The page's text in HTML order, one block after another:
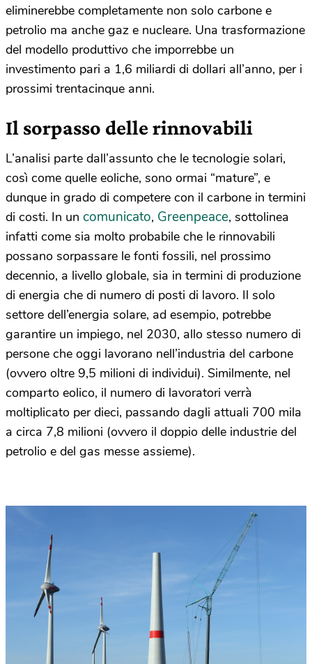
eliminerebbe completamente non solo carbone e
petrolio ma anche gaz e nucleare. Una trasformazione
del modello produttivo che imporrebbe un
investimento pari a 1,6 miliardi di dollari all’anno, per i
prossimi trentacinque anni.
Il sorpasso delle rinnovabili
L’analisi parte dall’assunto che le tecnologie solari,
così come quelle eoliche, sono ormai “mature”, e
dunque in grado di competere con il carbone in termini
di costi. In un comunicato, Greenpeace, sottolinea
infatti come sia molto probabile che le rinnovabili
possano sorpassare le fonti fossili, nel prossimo
decennio, a livello globale, sia in termini di produzione
di energia che di numero di posti di lavoro. Il solo
settore dell’energia solare, ad esempio, potrebbe
garantire un impiego, nel 2030, allo stesso numero di
persone che oggi lavorano nell’industria del carbone
(ovvero oltre 9,5 milioni di individui). Similmente, nel
comparto eolico, il numero di lavoratori verrà
moltiplicato per dieci, passando dagli attuali 700 mila
a circa 7,8 milioni (ovvero il doppio delle industrie del
petrolio e del gas messe assieme).